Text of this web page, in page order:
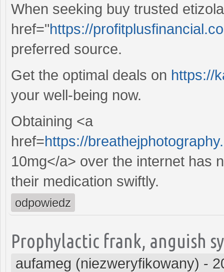
When seeking buy trusted
href="https://
preferred source.
Get the optimal deals on https://
your well-being now.
Obtaining <a
href=https://
10mg</a> over the internet has
their medication swiftly.
odpowiedz
Prophylactic frank, anguish
aufameg (niezweryfikowany) -